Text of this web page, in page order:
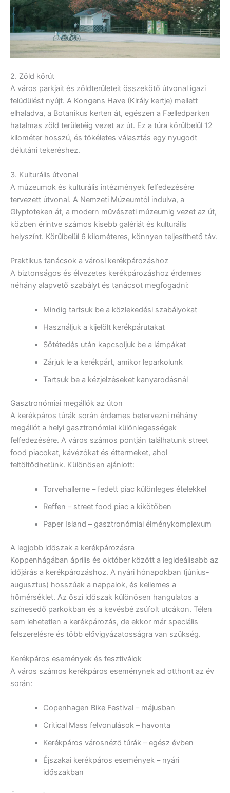
2. Zöld körút
A város parkjait és zöldterületeit összekötő útvonal igazi
felüdülést nyújt. A Kongens Have (Király kertje) mellett
elhaladva, a Botanikus kerten át, egészen a Fælledparken
hatalmas zöld területéig vezet az út. Ez a túra körülbelül 12
kilométer hosszú, és tökéletes választás egy nyugodt
délutáni tekeréshez.
3. Kulturális útvonal
A múzeumok és kulturális intézmények felfedezésére
tervezett útvonal. A Nemzeti Múzeumtól indulva, a
Glyptoteken át, a modern művészeti múzeumig vezet az út,
közben érintve számos kisebb galériát és kulturális
helyszínt. Körülbelül 6 kilométeres, könnyen teljesíthető táv.
Praktikus tanácsok a városi kerékpározáshoz
A biztonságos és élvezetes kerékpározáshoz érdemes
néhány alapvető szabályt és tanácsot megfogadni:
Mindig tartsuk be a közlekedési szabályokat
Használjuk a kijelölt kerékpárutakat
Sötétedés után kapcsoljuk be a lámpákat
Zárjuk le a kerékpárt, amikor leparkolunk
Tartsuk be a kézjelzéseket kanyarodásnál
Gasztronómiai megállók az úton
A kerékpáros túrák során érdemes betervezni néhány
megállót a helyi gasztronómiai különlegességek
felfedezésére. A város számos pontján találhatunk street
food piacokat, kávézókat és éttermeket, ahol
feltöltődhetünk. Különösen ajánlott:
Torvehallerne – fedett piac különleges ételekkel
Reffen – street food piac a kikötőben
Paper Island – gasztronómiai élménykomplexum
A legjobb időszak a kerékpározásra
Koppenhágában április és október között a legideálisabb az
időjárás a kerékpározáshoz. A nyári hónapokban (június-
augusztus) hosszúak a nappalok, és kellemes a
hőmérséklet. Az őszi időszak különösen hangulatos a
színesedő parkokban és a kevésbé zsúfolt utcákon. Télen
sem lehetetlen a kerékpározás, de ekkor már speciális
felszerelésre és több elővigyázatosságra van szükség.
Kerékpáros események és fesztiválok
A város számos kerékpáros eseménynek ad otthont az év
során:
Copenhagen Bike Festival – májusban
Critical Mass felvonulások – havonta
Kerékpáros városnéző túrák – egész évben
Éjszakai kerékpáros események – nyári
időszakban